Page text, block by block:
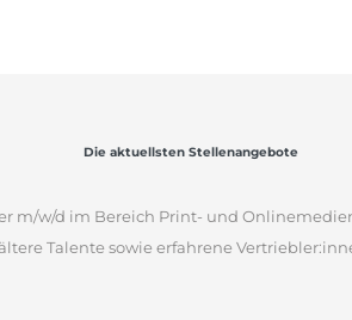
Die aktuellsten Stellenangebote
m/w/d im Bereich Print- und
Talente sowie erfahrene